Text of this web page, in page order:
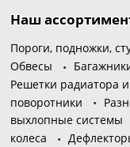
Наш
Пороги, подножки,
Обвесы
Решетки радиатора
поворотники
выхлопные системы
колеса